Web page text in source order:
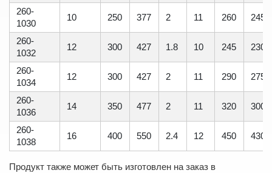
260-
1030
10 250 377 2 11 260 245
260-
1032
12 300 427 1.8 10 245 230
260-
1034
12 300 427 2 11 290 275
260-
1036
14 350 477 2 11 320 300
260-
1038
16 400 550 2.4 12 450 430
Продукт также может быть изготовлен на заказ в